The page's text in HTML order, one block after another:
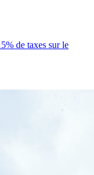
de taxes sur le